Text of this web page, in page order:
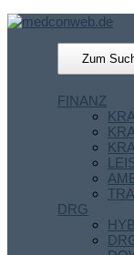
FINANZ
DRG